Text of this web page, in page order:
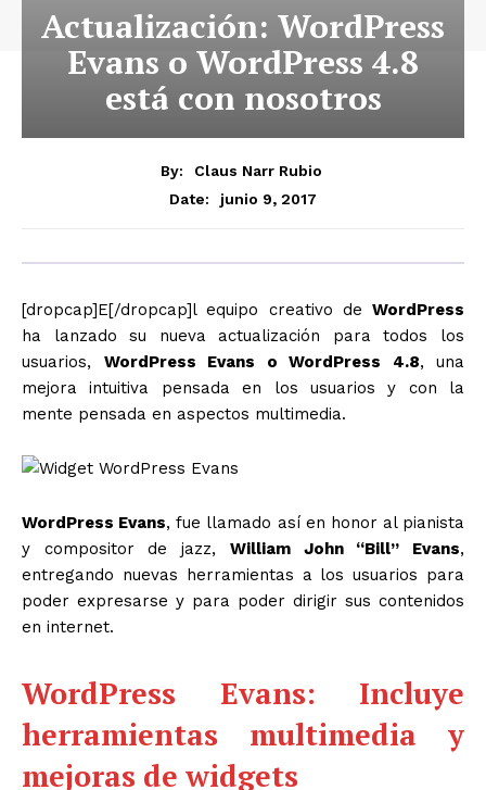
Actualización: WordPress
Evans o WordPress 4.8
está con nosotros
By:
Claus Narr Rubio
Date:
junio 9, 2017
[dropcap]E[/dropcap]l equipo creativo de WordPress
ha lanzado su nueva actualización para todos los
usuarios, WordPress Evans o WordPress 4.8, una
mejora intuitiva pensada en los usuarios y con la
mente pensada en aspectos multimedia.
WordPress Evans, fue llamado así en honor al pianista
y compositor de jazz, William John “Bill” Evans,
entregando nuevas herramientas a los usuarios para
poder expresarse y para poder dirigir sus contenidos
en internet.
WordPress Evans: Incluye
herramientas multimedia y
mejoras de widgets